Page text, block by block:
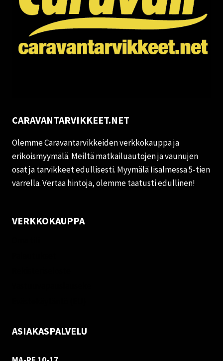
CARAVANTARVIKKEET.NET
Olemme Caravantarvikkeiden verkkokauppa ja
erikoismyymälä. Meiltä matkailuautojen ja vaunujen
osat ja tarvikkeet edullisesti. Myymälä Iisalmessa 5-tien
varrella. Vertaa hintoja, olemme taatusti edullinen!
VERKKOKAUPPA
ASIAKASPALVELU